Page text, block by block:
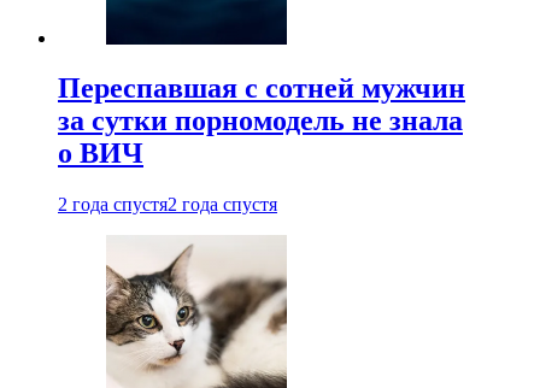
Переспавшая с сотней мужчин
за сутки порномодель не знала
о ВИЧ
2 года спустя2 года спустя